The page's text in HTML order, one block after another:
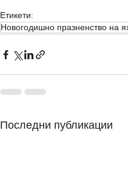
Етикети:
Новогодишно празненство на
Последни публикации